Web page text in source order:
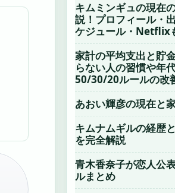
キムミンギュの現在
説！プロフィール・
ケジュール・Netflix
家計の平均支出と貯
らない人の習慣や年代
50/30/20ルールの改
あおい輝彦の現在と
キムナムギルの経歴
を完全解説
青木香奈子が恋人公
ルまとめ